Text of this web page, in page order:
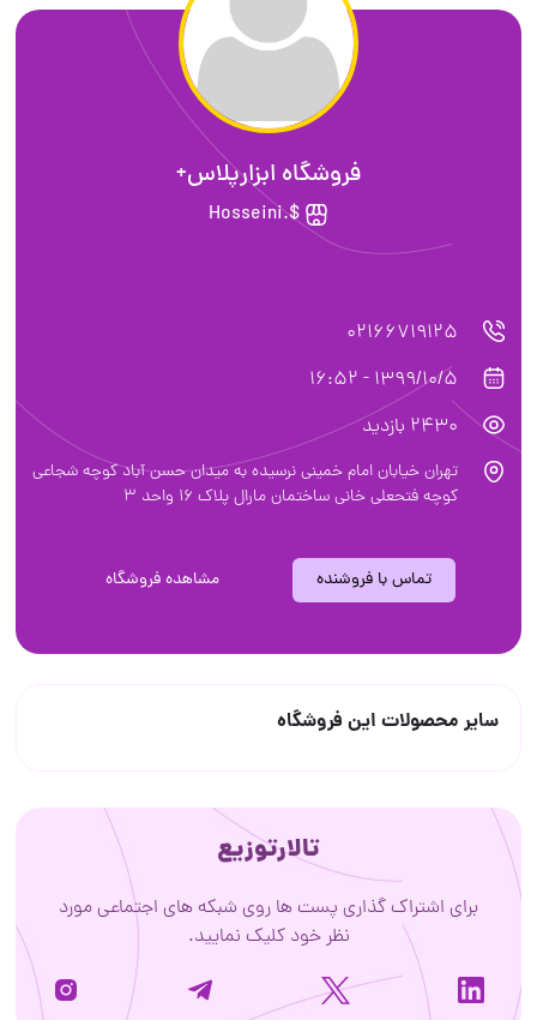
فروشگاه ابزارپلاس+
$.Hosseini
02166719125
1399/10/5 - 16:52
2430 بازدید
تهران خیابان امام خمینی نرسیده به میدان حسن آباد کوچه شجاعی
کوچه فتحعلی خانی ساختمان مارال پلاک 16 واحد 3
تماس با فروشنده مشاهده فروشگاه
سایر محصولات این فروشگاه
تالارتوزیع
برای اشتراک گذاری پست ها روی شبکه های اجتماعی مورد
نظر خود کلیک نمایید.